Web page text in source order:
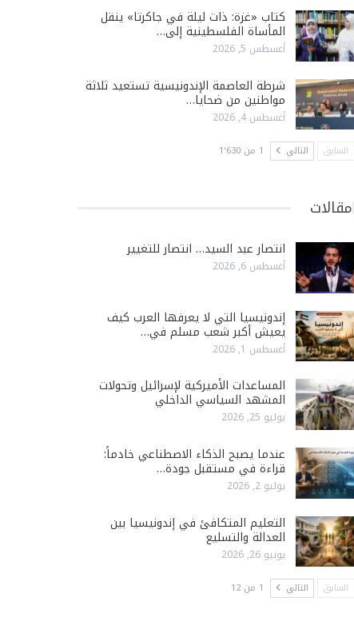
كتاب «غزة: ذات ليلة في جاكرتا» ينقل
المأساة الفلسطينية إلى…
أغسطس 5, 2026
شرطة العاصمة الإندونيسية تستعيد ثلاثة
مواطنين من ضحايا…
أغسطس 4, 2026
السابق التالي 1 من 1٬630
مقالات
انتصار عبد السيد… انتصار للتغيير
أغسطس 6, 2026
إندونيسيا التي لا يعرفها العرب كيف
يعيش أكبر شعب مسلم في…
أغسطس 1, 2026
المساعدات الأميركية لإسرائيل وتحولات
المشهد السياسي الداخلي
يوليو 25, 2026
عندما يصبح الذكاء الاصطناعي خادماً:
قراءة في مستقبل جودة…
يوليو 2, 2026
التعليم المتكافئ في إندونيسيا بين
العدالة والتسليع
يونيو 26, 2026
السابق التالي 1 من 12